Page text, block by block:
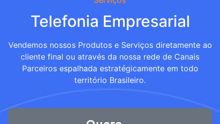
Telefonia Empresarial
Vendemos nossos Produtos e Serviços diretamente ao
cliente final ou através da nossa rede de Canais
Parceiros espalhada estratégicamente em todo
território Brasileiro.